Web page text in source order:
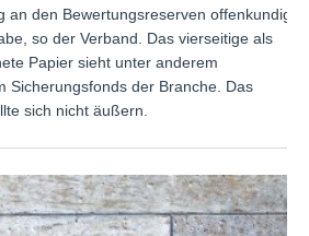
an den Bewertungsreserven offenkundig
so der Verband. Das vierseitige als
Papier sieht unter anderem
Sicherungsfonds der Branche. Das
sich nicht äußern.